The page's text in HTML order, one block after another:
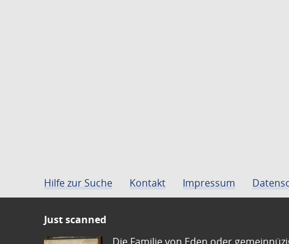
Hilfe zur Suche Kontakt Impressum
Just scanned